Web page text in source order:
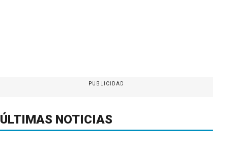
PUBLICIDAD
ÚLTIMAS NOTICIAS